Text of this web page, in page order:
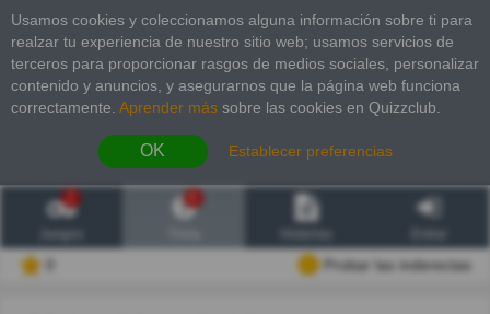
Usamos cookies y coleccionamos alguna información sobre ti para
realzar tu experiencia de nuestro sitio web; usamos servicios de
terceros para proporcionar rasgos de medios sociales, personalizar
contenido y anuncios, y asegurarnos que la página web funciona
correctamente. Aprender más sobre las cookies en Quizzclub.
OK Establecer preferencias
2
Probar las inderectas